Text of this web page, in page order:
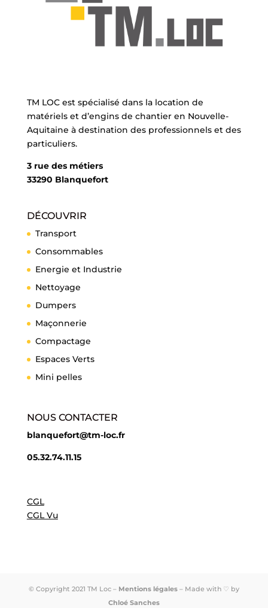
TM LOC est spécialisé dans la location de
matériels et d’engins de chantier en Nouvelle-
Aquitaine à destination des professionnels et des
particuliers.
3 rue des métiers
33290 Blanquefort
DÉCOUVRIR
Transport
Consommables
Energie et Industrie
Nettoyage
Dumpers
Maçonnerie
Compactage
Espaces Verts
Mini pelles
NOUS CONTACTER
blanquefort@tm-loc.fr
05.32.74.11.15
CGL
CGL Vu
© Copyright 2021 TM Loc – Mentions légales– Made with ♡ by
Chloé Sanches